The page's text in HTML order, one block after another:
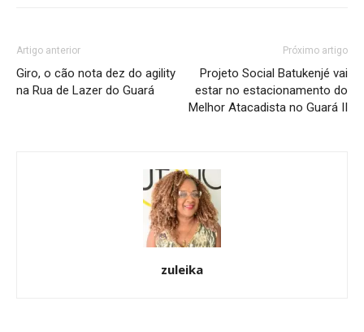
Artigo anterior
Giro, o cão nota dez do agility
na Rua de Lazer do Guará
Próximo artigo
Projeto Social Batukenjé vai
estar no estacionamento do
Melhor Atacadista no Guará II
zuleika